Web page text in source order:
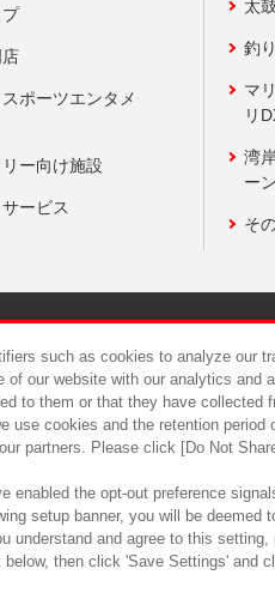
ポーツエンタメ
ー向け施設
ービス
太
釣
マ
リ
湾
ー
そ
食品のご
such as cookies to analyze our
of our website with our analytics and
to them or that they have
use cookies and the retention
partners. Please click [Do Not
enabled the opt-out preference
setup banner, you will be
understand and agree to this
then click 'Save Settings' and